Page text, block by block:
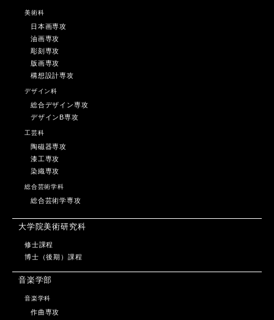
美術科
日本画専攻
油画専攻
彫刻専攻
版画専攻
構想設計専攻
デザイン科
総合デザイン専攻
デザインB専攻
工芸科
陶磁器専攻
漆工専攻
染織専攻
総合芸術学科
総合芸術学専攻
大学院美術研究科
修士課程
博士（後期）課程
音楽学部
音楽学科
作曲専攻